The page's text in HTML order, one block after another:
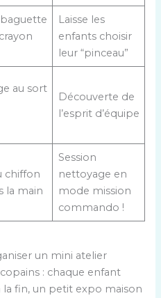
Laisse les
enfants choisir
leur “pinceau”
au sort
Découverte de
l’esprit d’équipe
chiffon
la main
Session
nettoyage en
mode mission
commando !
un mini atelier
: chaque enfant
la fin, un petit expo maison